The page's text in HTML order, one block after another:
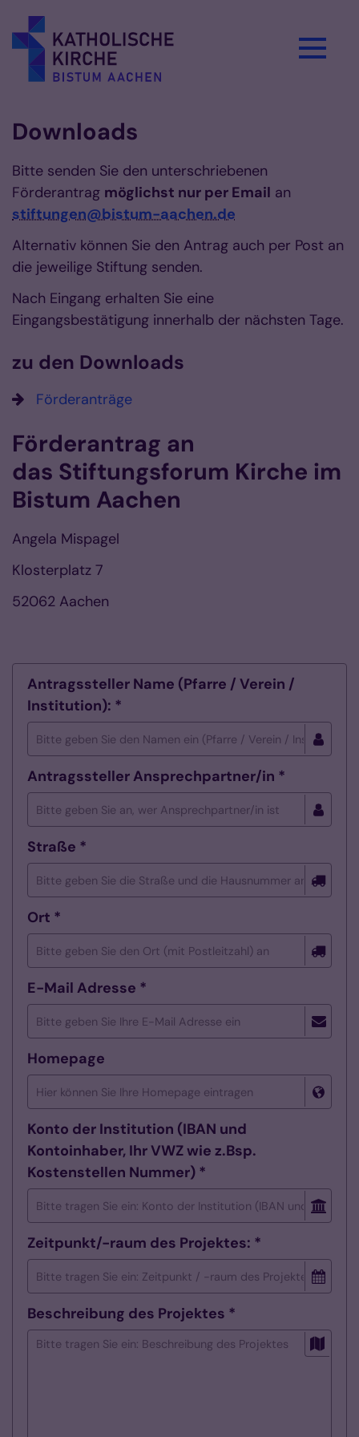
Downloads
Bitte senden Sie den unterschriebenen
Förderantrag möglichst nur per Email an
stiftungen@bistum-aachen.de
Alternativ können Sie den Antrag auch per Post an
die jeweilige Stiftung senden.
Nach Eingang erhalten Sie eine
Eingangsbestätigung innerhalb der nächsten Tage.
zu den Downloads
Förderanträge
Förderantrag an
das Stiftungsforum Kirche im
Bistum Aachen
Angela Mispagel
Klosterplatz 7
52062 Aachen
Antragssteller Name (Pfarre / Verein /
Institution): *
Antragssteller Ansprechpartner/in *
Straße *
Ort *
E-Mail Adresse *
Homepage
Konto der Institution (IBAN und
Kontoinhaber, Ihr VWZ wie z.Bsp.
Kostenstellen Nummer) *
Zeitpunkt/-raum des Projektes: *
Beschreibung des Projektes *